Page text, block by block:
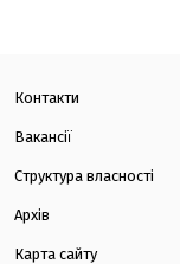
Контакти
Вакансії
Структура власності
Архів
Карта сайту